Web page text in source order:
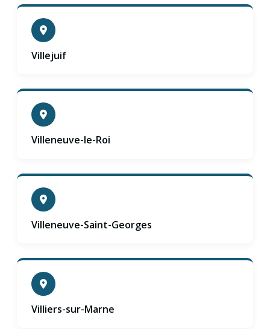
Villejuif
Villeneuve-le-Roi
Villeneuve-Saint-Georges
Villiers-sur-Marne